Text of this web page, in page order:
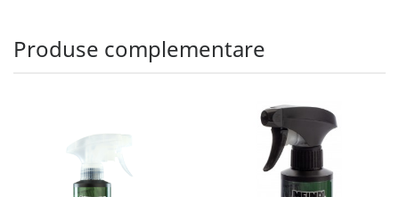
Produse complementare